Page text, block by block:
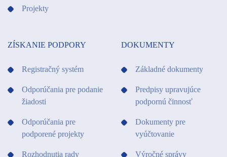
Projekty
ZÍSKANIE PODPORY
Registračný systém
Odporúčania pre podanie
žiadosti
Odporúčania pre
podporené projekty
Rozhodnutia rady
DOKUMENTY
Základné dokumenty
Predpisy upravujúce
podpornú činnosť
Dokumenty pre
vyúčtovanie
Výročné správy